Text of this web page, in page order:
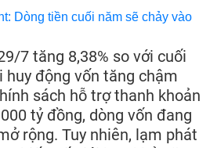
7 tăng 8,38% so với cuối
huy động vốn tăng chậm
sách hỗ trợ thanh khoản
tỷ đồng, dòng vốn đang
rộng. Tuy nhiên, lạm phát